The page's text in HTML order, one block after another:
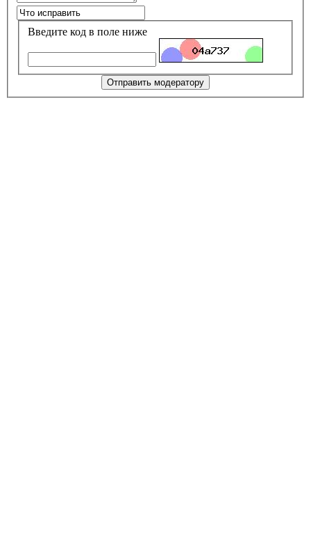
Введите код в поле ниже
Отправить модератору